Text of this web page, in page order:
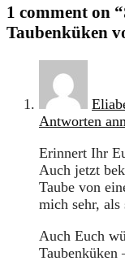
1 comment on
Taubenküken
Antworten
Erinnert Ihr
Auch jetzt
Taube von
mich sehr, als
Auch Euch
Taubenküken